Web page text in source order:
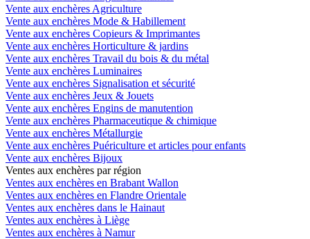
Vente aux enchères Agriculture
Vente aux enchères Mode & Habillement
Vente aux enchères Copieurs & Imprimantes
Vente aux enchères Horticulture & jardins
Vente aux enchères Travail du bois & du métal
Vente aux enchères Luminaires
Vente aux enchères Signalisation et sécurité
Vente aux enchères Jeux & Jouets
Vente aux enchères Engins de manutention
Vente aux enchères Pharmaceutique & chimique
Vente aux enchères Métallurgie
Vente aux enchères Puériculture et articles pour enfants
Vente aux enchères Bijoux
Ventes aux enchères par région
Ventes aux enchères en Brabant Wallon
Ventes aux enchères en Flandre Orientale
Ventes aux enchères dans le Hainaut
Ventes aux enchères à Liège
Ventes aux enchères à Namur